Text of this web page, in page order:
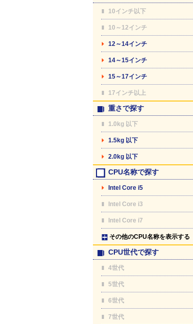
10インチ以下
10～12インチ
12～14インチ
14～15インチ
15～17インチ
17インチ以上
重さで探す
1.0kg 以下
1.5kg 以下
2.0kg 以下
CPU名称で探す
Intel Core i5
Intel Core i3
Intel Core i7
その他のCPU名称を表示する
CPU世代で探す
4世代
5世代
6世代
7世代